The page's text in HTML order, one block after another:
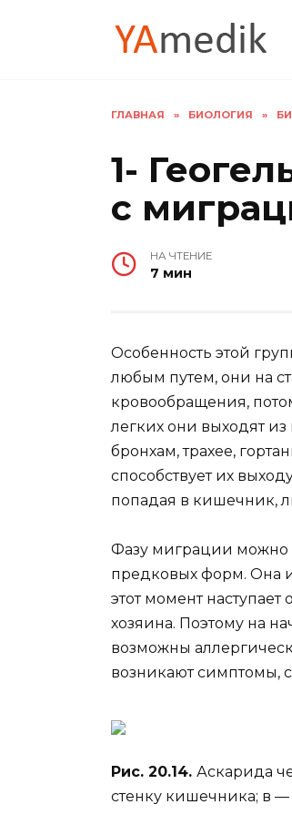
ГЛАВНАЯ » БИОЛОГИЯ »
1-
с
НА ЧТЕНИЕ
7 мин
Особенность этой
любым путем, они на
кровообращения,
легких они выходят
бронхам, трахее,
способствует их
попадая в кишечник,
Фазу миграции можно
предковых форм. Она
этот момент
хозяина. Поэтому на
возможны
возникают симптомы,
Рис. 20.14. Аскарида
стенку кишечника; в